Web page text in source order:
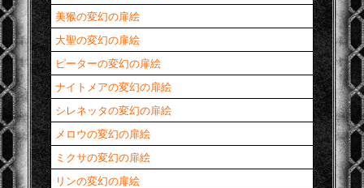
美猴の変幻の扉絵
大聖の変幻の扉絵
ピーターの変幻の扉絵
ナイトメアの変幻の扉絵
シレネッタの変幻の扉絵
メロウの変幻の扉絵
ミクサの変幻の扉絵
リンの変幻の扉絵